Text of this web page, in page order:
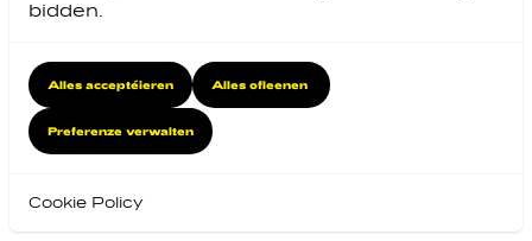
bidden.
Alles acceptéieren Alles ofleenen
Preferenze verwalten
Cookie Policy